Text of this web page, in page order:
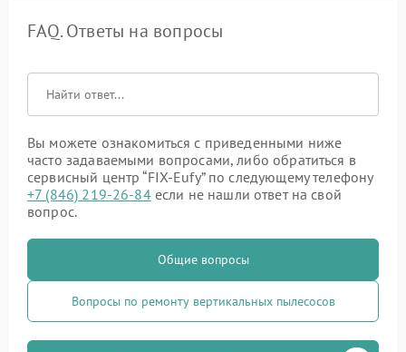
FAQ. Ответы на вопросы
Вы можете ознакомиться с приведенными ниже
часто задаваемыми вопросами, либо обратиться в
сервисный центр “FIX-Eufy” по следующему телефону
+7 (846) 219-26-84если не нашли ответ на свой
вопрос.
Общие вопросы
Вопросы по ремонту вертикальных пылесосов